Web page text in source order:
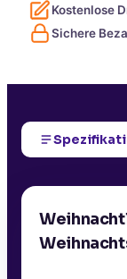
Kostenlose
Sichere